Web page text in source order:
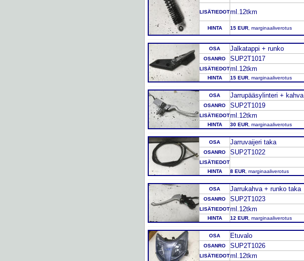
LISÄTIEDOTml.12tkm
HINTA 15 EUR , marginaaliverotus
OSA Jalkatappi + runko
OSANRO SUP2T1017
LISÄTIEDOTml.12tkm
HINTA 15 EUR , marginaaliverotus
OSA Jarrupääsylinteri + kahva
OSANRO SUP2T1019
LISÄTIEDOTml.12tkm
HINTA 30 EUR , marginaaliverotus
OSA Jarruvaijeri taka
OSANRO SUP2T1022
LISÄTIEDOT
HINTA
8 EUR , marginaaliverotus
OSA Jarrukahva + runko taka
OSANRO SUP2T1023
LISÄTIEDOTml.12tkm
HINTA 12 EUR , marginaaliverotus
OSA Etuvalo
OSANRO SUP2T1026
LISÄTIEDOTml.12tkm